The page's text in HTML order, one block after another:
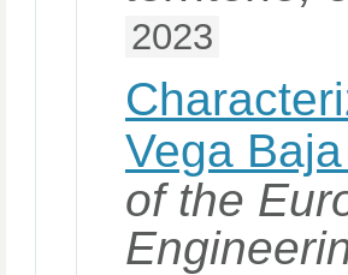
2023
Vega
of the